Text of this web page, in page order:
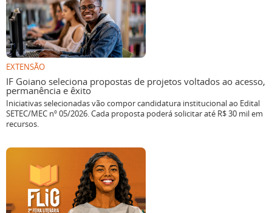
EXTENSÃO
IF Goiano seleciona propostas de projetos voltados ao acesso,
permanência e êxito
Iniciativas selecionadas vão compor candidatura institucional ao Edital
SETEC/MEC nº 05/2026. Cada proposta poderá solicitar até R$ 30 mil em
recursos.